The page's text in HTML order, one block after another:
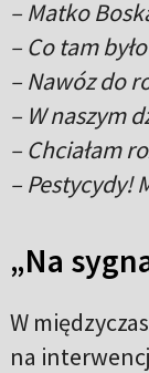
– Matko
– Co tam
– Nawóz do
– W naszym
– Chciałam
– Pestycydy!
„Na
W
na